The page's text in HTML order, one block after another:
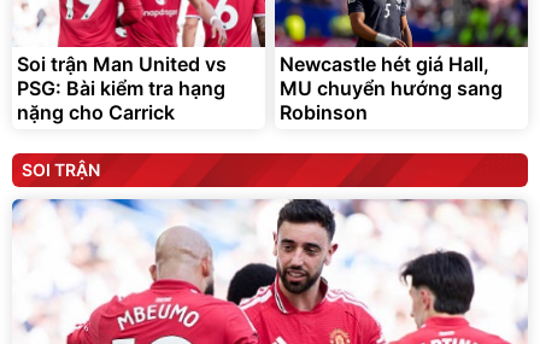
Soi trận Man United vs
PSG: Bài kiểm tra hạng
nặng cho Carrick
Newcastle hét giá Hall,
MU chuyển hướng sang
Robinson
SOI TRẬN